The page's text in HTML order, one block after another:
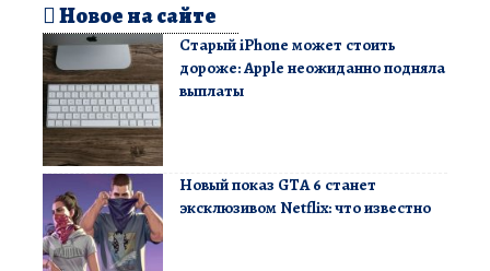
Новое на сайте
Старый iPhone может стоить
дороже: Apple неожиданно подняла
выплаты
Новый показ GTA 6 станет
эксклюзивом Netflix: что известно